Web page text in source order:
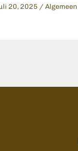
20, 2025 / Algemeen